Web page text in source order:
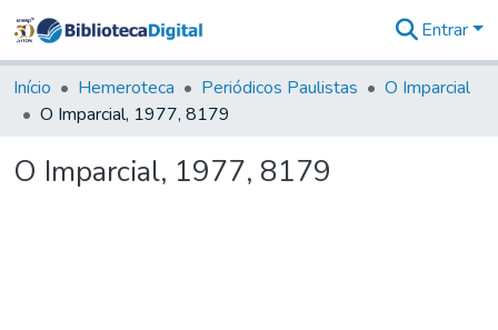
&
Coleções
Tudo na
Digital
Entrar
Início Hemeroteca Periódicos Paulistas
O Imparcial
O Imparcial, 1977, 8179
O Imparcial, 1977, 8179